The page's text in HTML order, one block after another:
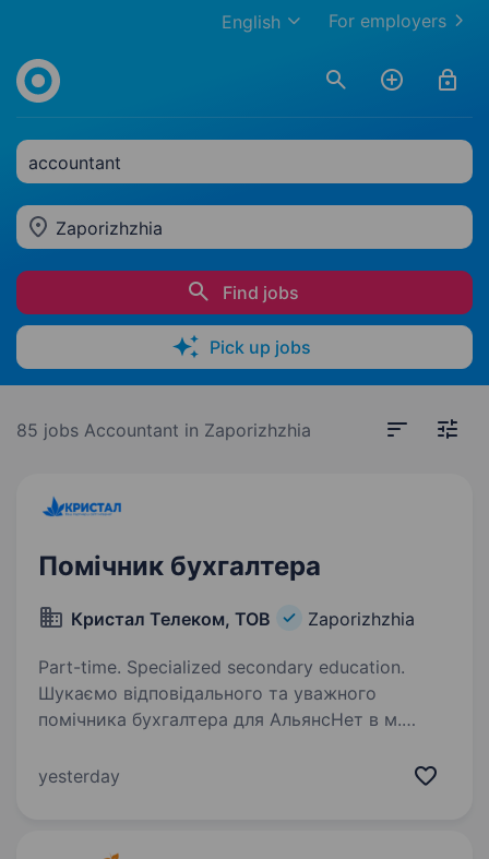
For employers
English
accountant
Zaporizhzhia
Find jobs
Pick up jobs
85 jobs Accountant in Zaporizhzhia
Помічник бухгалтера
Кристал Телеком, ТОВ Zaporizhzhia
Part-time. Specialized secondary education.
Шукаємо відповідального та уважного
помічника бухгалтера для АльянсНет в м.
бухгалтерії; друк бухгалтерських документів;
yesterday